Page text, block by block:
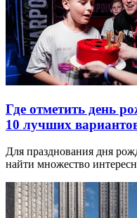
Где отметить день
10 лучших
Для празднования дня
найти множество